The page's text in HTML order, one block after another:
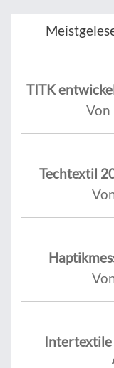
TITK
Techtextil
Intertextile